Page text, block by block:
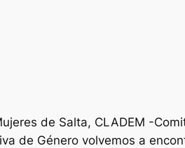
de Salta, CLADEM -
de Género volvemos a